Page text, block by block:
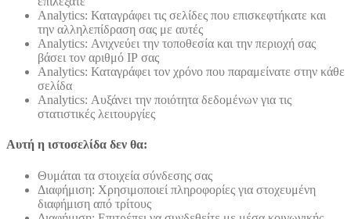
Analytics: Καταγράφει τις σελίδες που επισκεφτήκατε και
την αλληλεπίδραση σας με αυτές
Analytics: Ανιχνεύει την τοποθεσία και την περιοχή σας
βάσει τον αριθμό ΙΡ σας
Analytics: Καταγράφει τον χρόνο που παραμείνατε στην κάθε
σελίδα
Analytics: Αυξάνει την ποιότητα δεδομένων για τις
στατιστικές λειτουργίες
Αυτή η ιστοσελίδα δεν θα:
Θυμάται τα στοιχεία σύνδεσης σας
Διαφήμιση: Χρησιμοποιεί πληροφορίες για στοχευμένη
διαφήμιση από τρίτους